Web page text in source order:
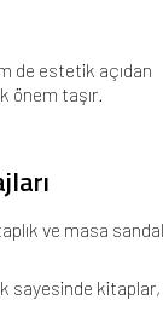
de estetik açıdan
önem taşır.
ve masa
sayesinde kitaplar,